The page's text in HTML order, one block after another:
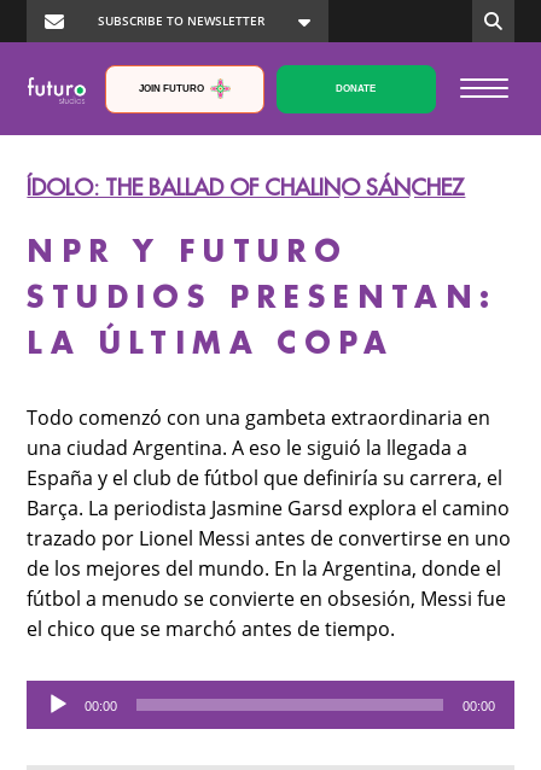
JOIN FUTURO DONATE
ÍDOLO: THE BALLAD OF CHALINO SÁNCHEZ
NPR Y FUTURO
STUDIOS PRESENTAN:
LA ÚLTIMA COPA
Todo comenzó con una gambeta extraordinaria en
una ciudad Argentina. A eso le siguió la llegada a
España y el club de fútbol que definiría su carrera, el
Barça. La periodista Jasmine Garsd explora el camino
trazado por Lionel Messi antes de convertirse en uno
de los mejores del mundo. En la Argentina, donde el
fútbol a menudo se convierte en obsesión, Messi fue
el chico que se marchó antes de tiempo.
Audio
Player
00:00 00:00